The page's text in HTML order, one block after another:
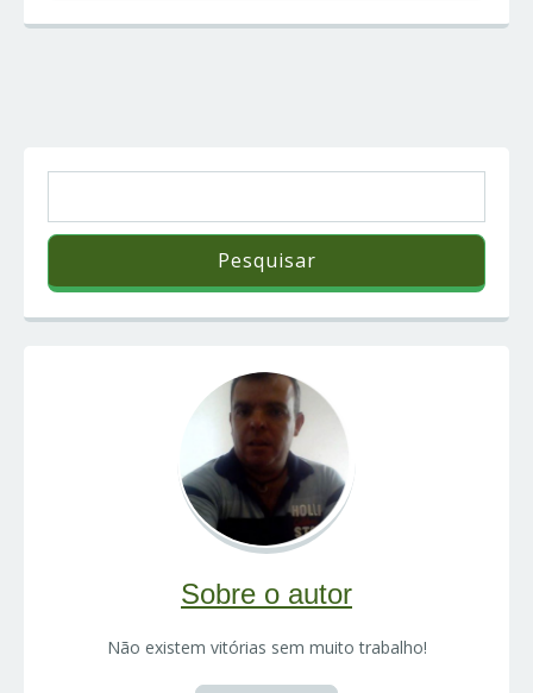
Sobre o autor
Não existem vitórias sem muito trabalho!